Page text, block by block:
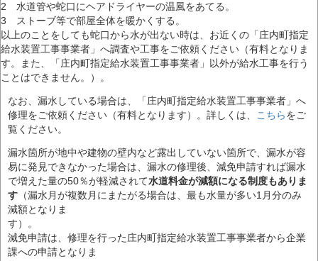
2 水道管や蛇口にヘアドライヤーの温風をあてる。
3 ストーブ等で部屋全体を暖かくする。
以上のことをしても蛇口から水が出ない時は、お近くの「庄内町指定
給水装置工事事業者」へ調査や工事をご依頼ください（有料となりま
す。また、「庄内町指定給水装置工事事業者」以外が給水工事を行う
ことはできません。）。
なお、漏水している場合は、「庄内町指定給水装置工事事業者」へ
修理をご依頼ください（有料となります）。詳しくは、
こちらをご
覧ください。
漏水箇所が地中や建物の壁内など露出していない箇所で、漏水が容
易に発見できなかった場合は、漏水の修理後、減免申請すれば漏水
で増えた量の50％が軽減されて水道料金が減額になる制度もありま
す （漏水月が複数月にまたがる場合は、最も水量が多い1月分のみ
減額となりま
す
減免申請は、修理を行った庄内町指定給水装置工事事業者から企業
課への申請となりま